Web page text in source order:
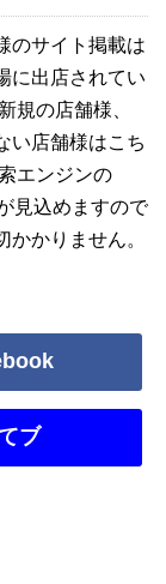
のサイト掲載は
に出店されてい
規の店舗様、
い店舗様はこち
エンジンの
見込めますので
かりません。
ブ